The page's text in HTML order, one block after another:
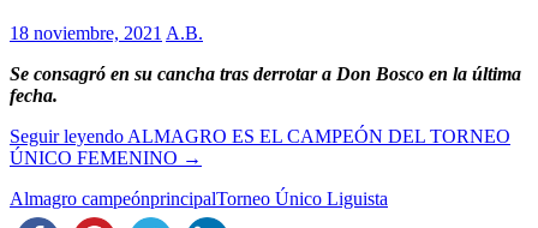
18 noviembre, 2021 A.B.
Se consagró en su cancha tras derrotar a Don Bosco en la última
fecha.
Seguir leyendo ALMAGRO ES EL CAMPEÓN DEL TORNEO
ÚNICO FEMENINO →
Almagro campeónprincipalTorneo Único Liguista